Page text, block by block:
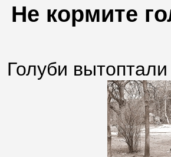
Не кормите
Голуби